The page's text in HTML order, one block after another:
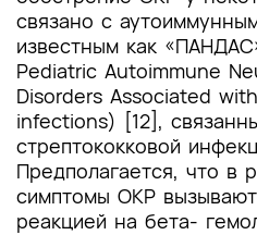
связано с
известным как
Pediatric Autoimmune
Disorders Associated
infections) [12],
стрептококковой
Предполагается, что в
симптомы ОКР
реакцией на бета-